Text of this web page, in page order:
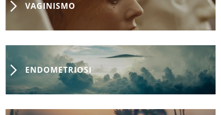
VAGINISMO
ENDOMETRIOSI